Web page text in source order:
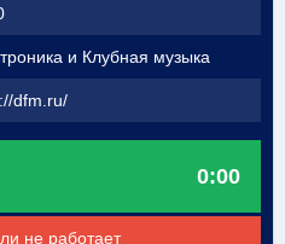
и Клубная музыка
dfm.ru/
0:00
не работает